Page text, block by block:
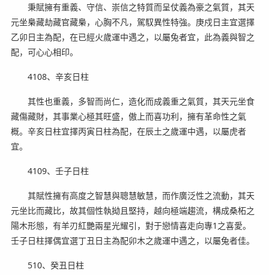
秉賦擁有重義、守信、崇信之特質而呈仗義為豪之氣質，其天
元坐梟藏劫藏官藏梟，心胸不凡，駕馭異性特強。庚戍日主宜選擇
乙卯日主為配，在已經火歲運中遇之，以屬兔者宜，此為義與智之
配，可心心相印。
4108、辛亥日柱
其性也重義，多智而尚仁，造化而成義重之氣質，其天元坐食
藏傷藏財，其事業心極其旺盛，傲上而喜功利，擁有革命性之氣
概。辛亥日柱宜擇丙寅日柱為配，在辰土之歲運中遇，以屬虎者
宜。
4109、壬子日柱
其賦性擁有高度之智慧與聰慧敏慧，而作廣泛性之流動，其天
元坐比而藏比，故其個性執拗且堅持，越向極端趨流，構成桑柘之
陽木形態，有羊刃紅艷兩星光耀引，對于戀情喜走向專1之喜愛。
壬子日柱擇偶宜選丁丑日主為配卯木之歲運中遇之，以屬兔者佳。
510、癸丑日柱